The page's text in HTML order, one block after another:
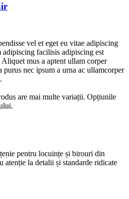
vel et eget eu vitae adipiscing
adipiscing facilisis adipiscing est
mus a aptent ullam corper
purus nec ipsum a urna ac ullamcorper
are mai multe variații. Opțiunile
pentru locuințe și birouri din
atenție la detalii și standarde ridicate